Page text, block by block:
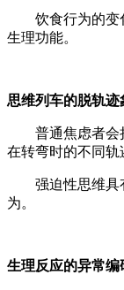
饮食行为的变化
生理功能。
思维列车的脱轨迹
普通焦虑者会担
在转弯时的不同轨
强迫性思维具有
为。
生理反应的异常编